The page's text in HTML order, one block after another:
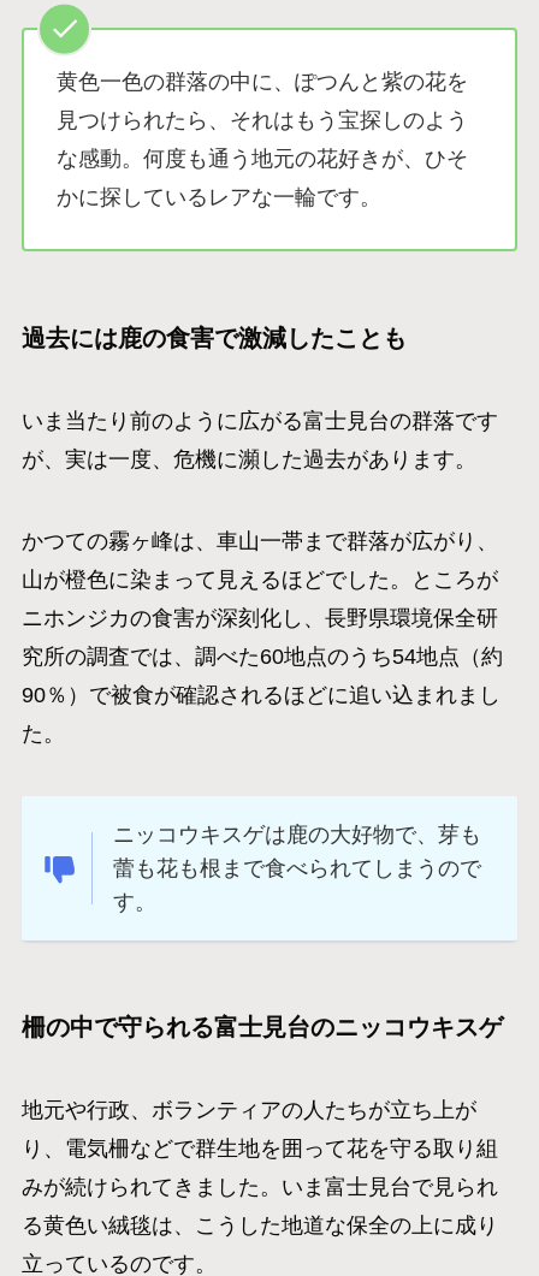
黄色一色の群落の中に、ぽつんと紫の花を
見つけられたら、それはもう宝探しのよう
な感動。何度も通う地元の花好きが、ひそ
かに探しているレアな一輪です。
過去には鹿の食害で激減したことも
いま当たり前のように広がる富士見台の群落です
が、実は一度、危機に瀕した過去があります。
かつての霧ヶ峰は、車山一帯まで群落が広がり、
山が橙色に染まって見えるほどでした。ところが
ニホンジカの食害が深刻化し、長野県環境保全研
究所の調査では、調べた60地点のうち54地点（約
90％）で被食が確認されるほどに追い込まれまし
た。
ニッコウキスゲは鹿の大好物で、芽も
蕾も花も根まで食べられてしまうので
す。
柵の中で守られる富士見台のニッコウキスゲ
地元や行政、ボランティアの人たちが立ち上が
り、電気柵などで群生地を囲って花を守る取り組
みが続けられてきました。いま富士見台で見られ
る黄色い絨毯は、こうした地道な保全の上に成り
立っているのです。